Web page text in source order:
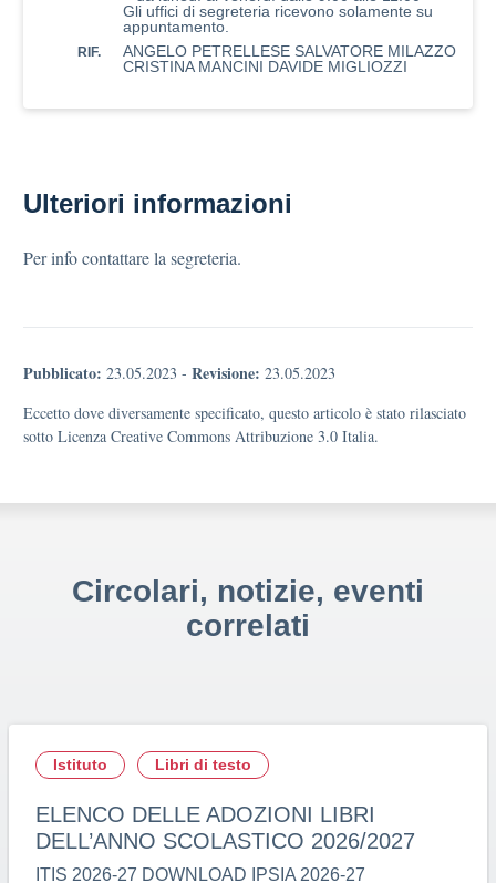
Gli uffici di segreteria ricevono solamente su
appuntamento.
RIF.
ANGELO PETRELLESE SALVATORE MILAZZO
CRISTINA MANCINI DAVIDE MIGLIOZZI
Ulteriori informazioni
Per info contattare la segreteria.
Pubblicato: 23.05.2023 - Revisione: 23.05.2023
Eccetto dove diversamente specificato, questo articolo è stato rilasciato
sotto Licenza Creative Commons Attribuzione 3.0 Italia.
Circolari, notizie, eventi
correlati
Istituto Libri di testo
ELENCO DELLE ADOZIONI LIBRI
DELL’ANNO SCOLASTICO 2026/2027
ITIS 2026-27 DOWNLOAD IPSIA 2026-27